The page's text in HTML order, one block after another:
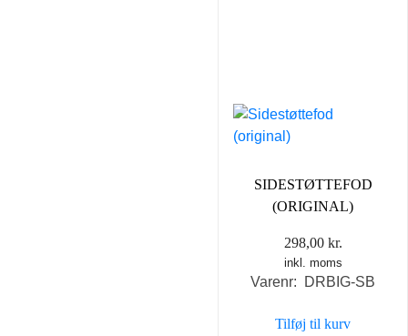
SIDESTØTTEFOD
(ORIGINAL)
298,00 kr.
inkl. moms
Varenr: DRBIG-SB
Tilføj til kurv